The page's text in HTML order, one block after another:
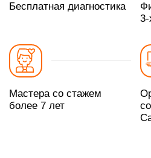
Бесплатная диагностика
3-
Мастера со стажем
более 7 лет